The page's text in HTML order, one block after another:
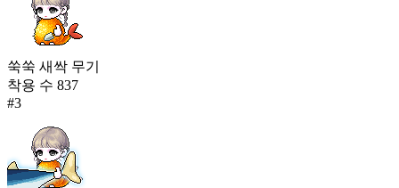
쑥쑥 새싹 무기
착용 수 837
#3